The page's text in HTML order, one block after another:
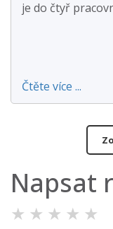
je do čtyř
Čtěte více ...
Napsat
★ ★ ★ ★ ★